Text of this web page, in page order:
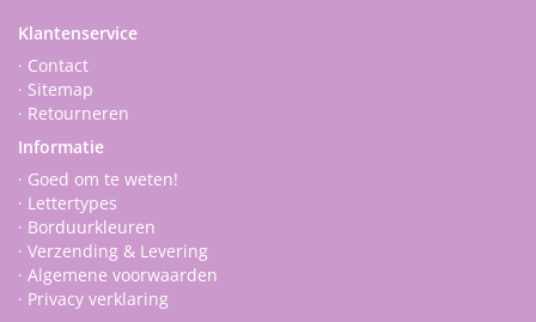
Klantenservice
· Contact
· Sitemap
· Retourneren
Informatie
· Goed om te weten!
· Lettertypes
· Borduurkleuren
· Verzending & Levering
· Algemene voorwaarden
· Privacy verklaring